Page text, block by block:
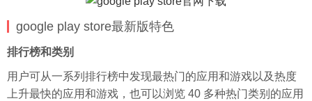
google play store最新版特色
排行榜和类别
用户可从一系列排行榜中发现最热门的应用和游戏以及热度
上升最快的应用和游戏，也可以浏览 40 多种热门类别的应用